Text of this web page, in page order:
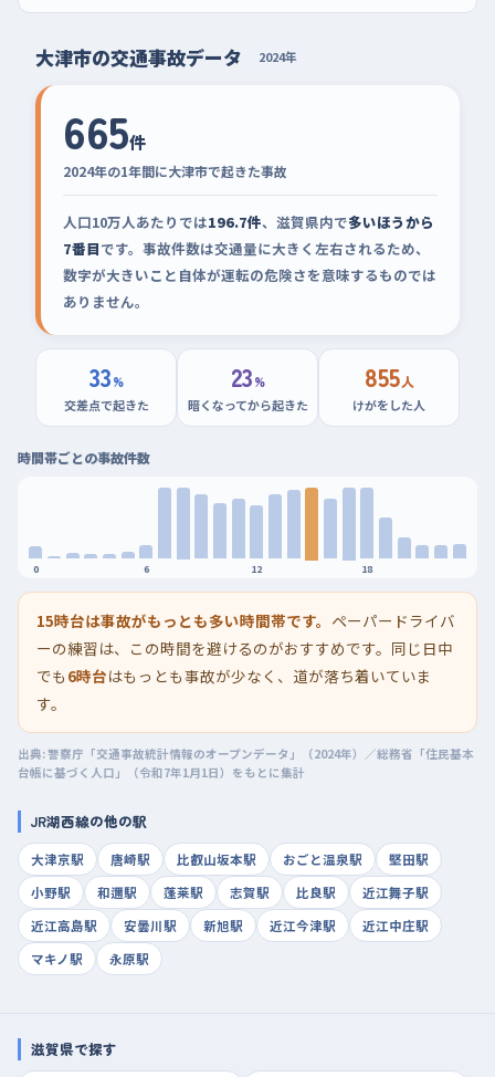
大津市の交通事故データ 2024年
665件
2024年の1年間に大津市で起きた事故
人口10万人あたりでは196.7件、滋賀県内で多いほうから
7番目です。事故件数は交通量に大きく左右されるため、
数字が大きいこと自体が運転の危険さを意味するものでは
ありません。
33%
交差点で起きた
23%
暗くなってから起きた
855人
けがをした人
時間帯ごとの事故件数
0 6 12 18
15時台は事故がもっとも多い時間帯です。 ペーパードライバ
ーの練習は、この時間を避けるのがおすすめです。同じ日中
でも 6時台はもっとも事故が少なく、道が落ち着いていま
す。
出典: 警察庁「交通事故統計情報のオープンデータ」（2024年）／総務省「住民基本
台帳に基づく人口」（令和7年1月1日）をもとに集計
JR湖西線の他の駅
大津京駅 唐崎駅 比叡山坂本駅 おごと温泉駅
堅田駅
小野駅
和邇駅 蓬莱駅 志賀駅 比良駅
近江舞子駅
近江高島駅
安曇川駅 新旭駅 近江今津駅
近江中庄駅
マキノ駅
永原駅
滋賀県で探す